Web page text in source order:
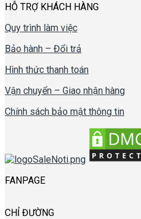
HỖ TRỢ KHÁCH HÀNG
Quy trình làm việc
Bảo hành – Đổi trả
Hình thức thanh toán
Vận chuyển – Giao nhận hàng
Chính sách bảo mật thông tin
FANPAGE
CHỈ ĐƯỜNG